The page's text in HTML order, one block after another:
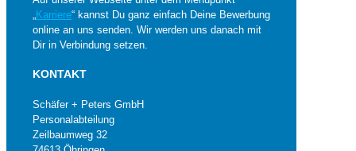
Karriere“ kannst Du ganz einfach Deine Bewerbung
online an uns senden. Wir werden uns danach mit
Dir in Verbindung setzen.
KONTAKT
Schäfer + Peters GmbH
Personalabteilung
Zeilbaumweg 32